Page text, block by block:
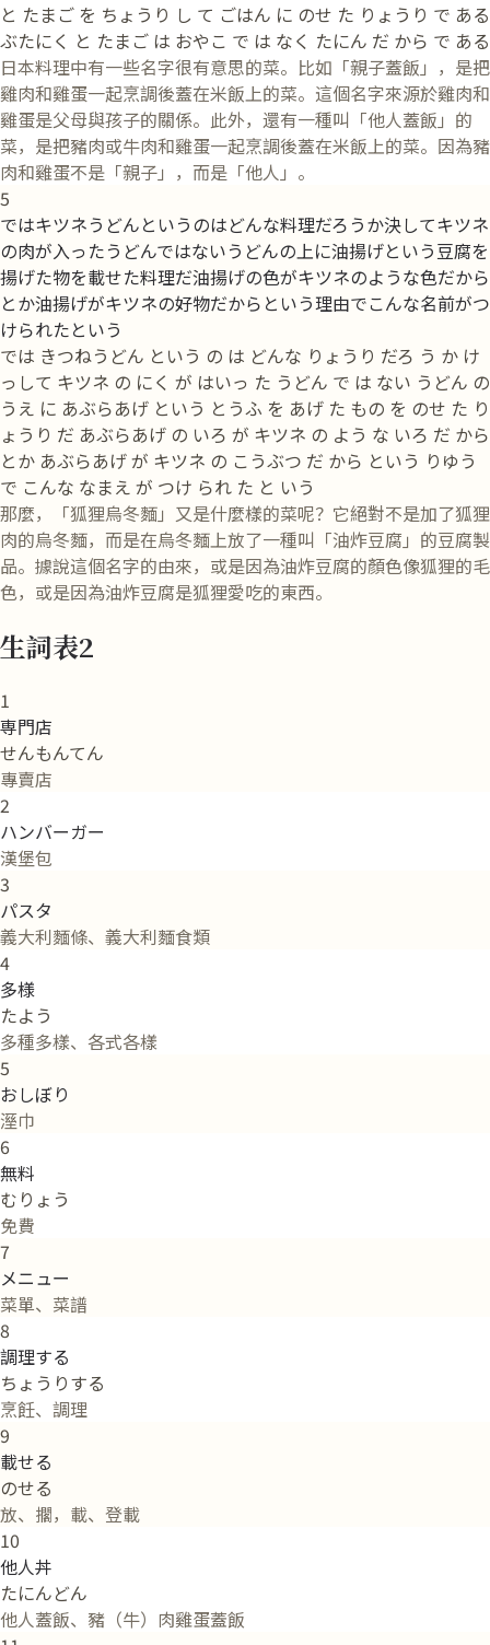
と たまご を ちょうり し て ごはん に のせ た りょうり で ある
ぶたにく と たまご は おやこ で は なく たにん だ から で ある
日本料理中有一些名字很有意思的菜。比如「親子蓋飯」，是把
雞肉和雞蛋一起烹調後蓋在米飯上的菜。這個名字來源於雞肉和
雞蛋是父母與孩子的關係。此外，還有一種叫「他人蓋飯」的
菜，是把豬肉或牛肉和雞蛋一起烹調後蓋在米飯上的菜。因為豬
肉和雞蛋不是「親子」，而是「他人」。
5
ではキツネうどんというのはどんな料理だろうか決してキツネ
の肉が入ったうどんではないうどんの上に油揚げという豆腐を
揚げた物を載せた料理だ油揚げの色がキツネのような色だから
とか油揚げがキツネの好物だからという理由でこんな名前がつ
けられたという
では きつねうどん という の は どんな りょうり だろ う か け
っして キツネ の にく が はいっ た うどん で は ない うどん の
うえ に あぶらあげ という とうふ を あげ た もの を のせ た り
ょうり だ あぶらあげ の いろ が キツネ の よう な いろ だ から
とか あぶらあげ が キツネ の こうぶつ だ から という りゆう
で こんな なまえ が つけ られ た と いう
那麼，「狐狸烏冬麵」又是什麼樣的菜呢？它絕對不是加了狐狸
肉的烏冬麵，而是在烏冬麵上放了一種叫「油炸豆腐」的豆腐製
品。據說這個名字的由來，或是因為油炸豆腐的顏色像狐狸的毛
色，或是因為油炸豆腐是狐狸愛吃的東西。
生詞表2
1
専門店
せんもんてん
專賣店
2
ハンバーガー
漢堡包
3
パスタ
義大利麵條、義大利麵食類
4
多様
たよう
多種多樣、各式各樣
5
おしぼり
溼巾
6
無料
むりょう
免費
7
メニュー
菜單、菜譜
8
調理する
ちょうりする
烹飪、調理
9
載せる
のせる
放、擱，載、登載
10
他人丼
たにんどん
他人蓋飯、豬（牛）肉雞蛋蓋飯